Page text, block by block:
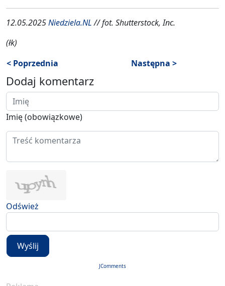
12.05.2025Niedziela.NL// fot. Shutterstock, Inc.
(łk)
< Poprzednia
Następna >
Dodaj komentarz
Imię (obowiązkowe)
Odśwież
Wyślij
JComments